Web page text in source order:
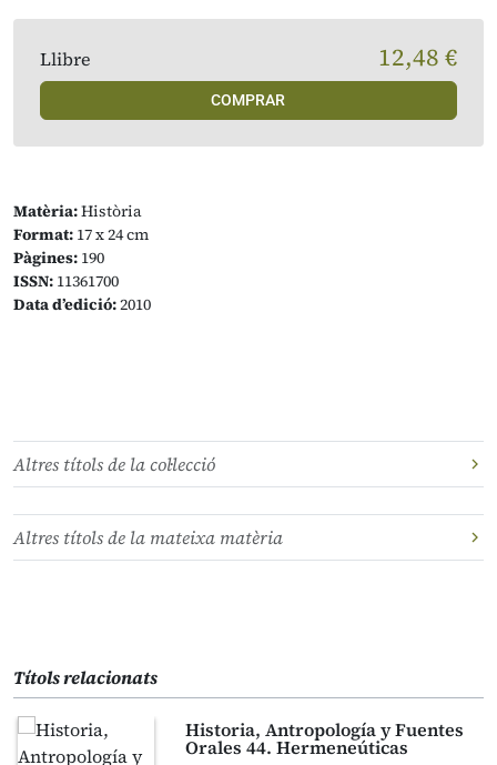
Matèria:Història
Format: 17 x 24 cm
Pàgines: 190
ISSN: 11361700
Data d’edició:2010
Llibre 12,48 €
COMPRAR
Altres títols de la col·lecció
Altres títols de la mateixa matèria
Títols relacionats
Historia, Antropología y Fuentes
Orales 44. Hermeneúticas